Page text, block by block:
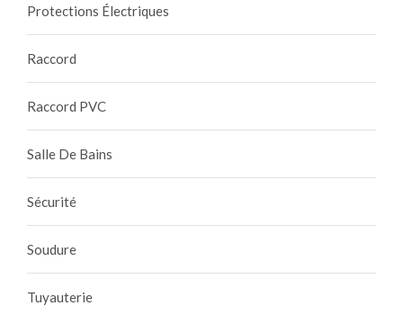
Protections Électriques
Raccord
Raccord PVC
Salle De Bains
Sécurité
Soudure
Tuyauterie